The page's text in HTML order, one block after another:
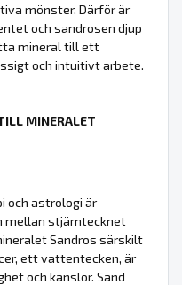
mönster. Därför är
och sandrosen djup
mineral till ett
och intuitivt arbete.
MINERALET
och astrologi är
mellan stjärntecknet
Sandros särskilt
ett vattentecken, är
och känslor. Sand